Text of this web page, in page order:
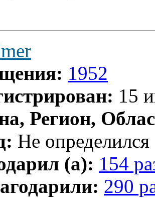
1952
15
Регион,
Не определился
(а): 154
290